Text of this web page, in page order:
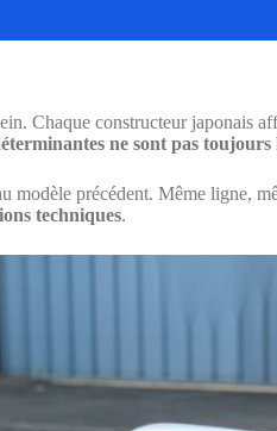
Chaque constructeur japonais
ne sont pas toujours
précédent. Même ligne,
techniques.